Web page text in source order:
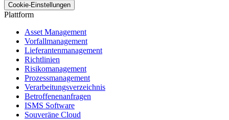
Cookie-Einstellungen
Plattform
Asset Management
Vorfallmanagement
Lieferantenmanagement
Richtlinien
Risikomanagement
Prozessmanagement
Verarbeitungsverzeichnis
Betroffenenanfragen
ISMS Software
Souveräne Cloud